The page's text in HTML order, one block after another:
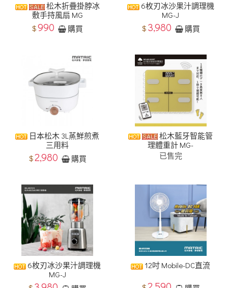
松木折疊掛脖冰
敷手持風扇 MG
$990 購買
6枚刃冰沙果汁調理機
MG-J
$ 3,980 購買
​日本松木 3L蒸鮮煎煮
三用料
$2,980 購買
松木藍牙智能管
理體重計 MG-
已售完
6枚刃冰沙果汁調理機
MG-J
12吋 Mobile-DC直流